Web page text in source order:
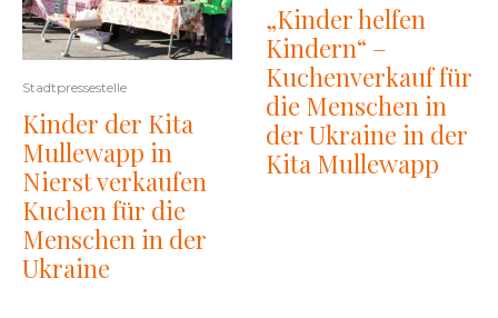
Stadtpressestelle
Kinder der Kita
Mullewapp in
Nierst verkaufen
Kuchen für die
Menschen in der
Ukraine
„Kinder helfen
Kindern“ –
Kuchenverkauf für
die Menschen in
der Ukraine in der
Kita Mullewapp